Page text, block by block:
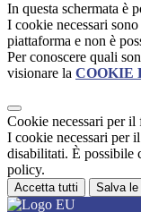
In questa schermata è
I cookie necessari
piattaforma e non è
Per conoscere quali
visionare la COOKIE
Cookie necessari per il
I cookie necessari per
disabilitati. È possibile
policy.
Accetta tutti Salva le